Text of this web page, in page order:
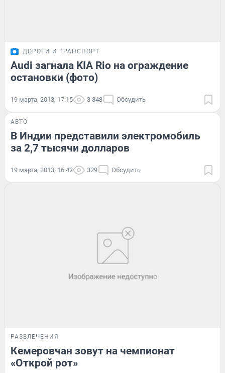
ДОРОГИ И ТРАНСПОРТ
Audi загнала KIA Rio на ограждение
остановки (фото)
19 марта, 2013, 17:15 3 848 Обсудить
АВТО
В Индии представили электромобиль
за 2,7 тысячи долларов
19 марта, 2013, 16:42 329 Обсудить
РАЗВЛЕЧЕНИЯ
Кемеровчан зовут на чемпионат
«Открой рот»